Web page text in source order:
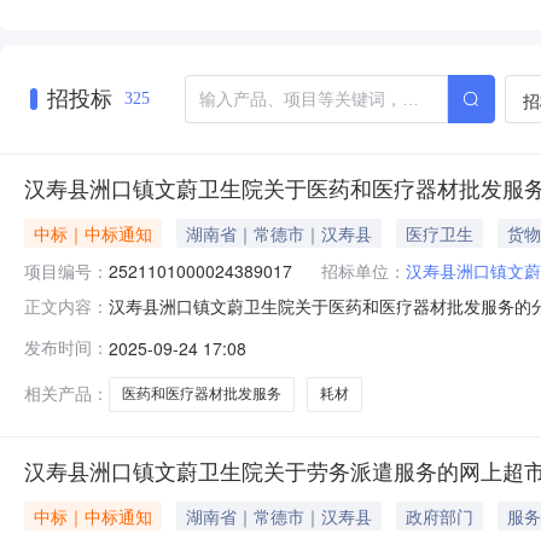
招投标 325
汉寿县洲口镇文蔚卫生院关于医药和医疗器材批发服
中标｜中标通知 湖南省｜常德市｜汉寿县 医疗卫生
货物
项目编号： 2521101000024389017 招标单位： 汉寿县洲口镇文
正文内容： 汉寿县洲口镇文蔚卫生院关于医药和医疗器材批发服务
区划编码:430722项目所在行政区划名称:湖南省常德市
发布时间： 2025-09-24 17:08
相关产品：
医药和医疗器材批发服务 耗材
汉寿县洲口镇文蔚卫生院关于劳务派遣服务的网上超
中标｜中标通知 湖南省｜常德市｜汉寿县 政府部门
服务